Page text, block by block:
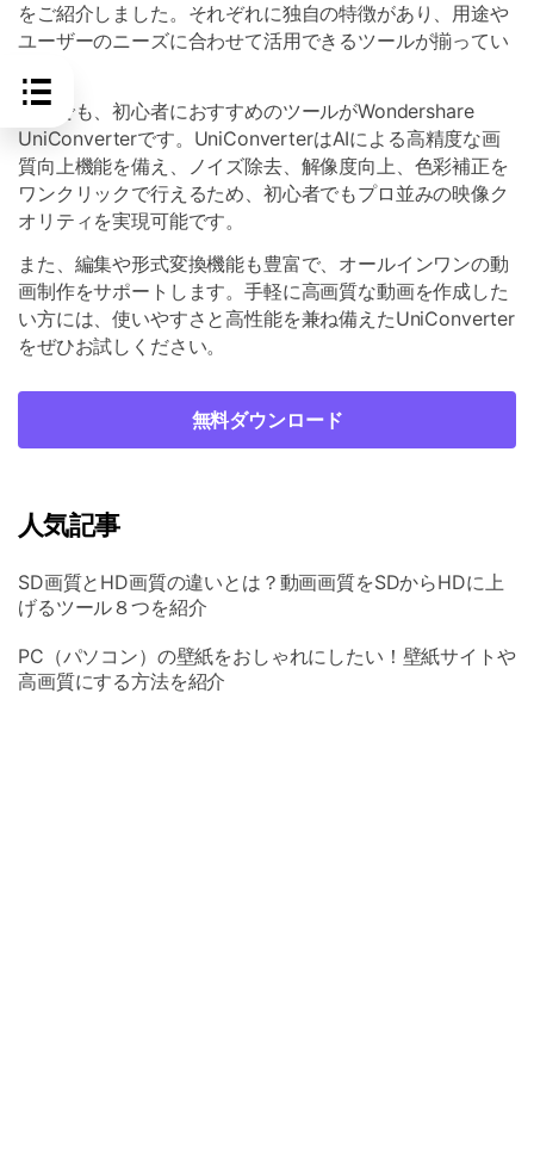
をご紹介しました。それぞれに独自の特徴があり、用途や
ユーザーのニーズに合わせて活用できるツールが揃ってい
なかでも、初心者におすすめのツールがWondershare
UniConverterです。UniConverterはAIによる高精度な画
質向上機能を備え、ノイズ除去、解像度向上、色彩補正を
ワンクリックで行えるため、初心者でもプロ並みの映像ク
オリティを実現可能です。
また、編集や形式変換機能も豊富で、オールインワンの動
画制作をサポートします。手軽に高画質な動画を作成した
い方には、使いやすさと高性能を兼ね備えたUniConverter
をぜひお試しください。
無料ダウンロード
人気記事
SD画質とHD画質の違いとは？動画画質をSDからHDに上
げるツール８つを紹介
PC（パソコン）の壁紙をおしゃれにしたい！壁紙サイトや
高画質にする方法を紹介